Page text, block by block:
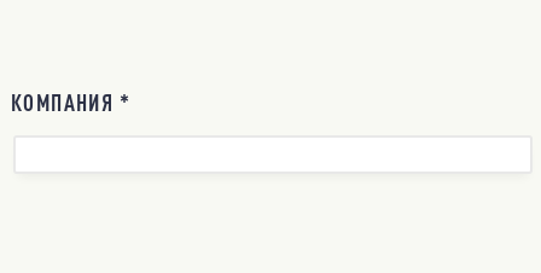
КОМПАНИЯ *